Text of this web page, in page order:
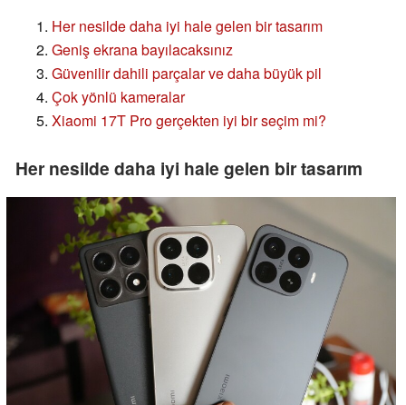
Her nesilde daha iyi hale gelen bir tasarım
Geniş ekrana bayılacaksınız
Güvenilir dahili parçalar ve daha büyük pil
Çok yönlü kameralar
Xiaomi 17T Pro gerçekten iyi bir seçim mi?
Her nesilde daha iyi hale gelen bir tasarım